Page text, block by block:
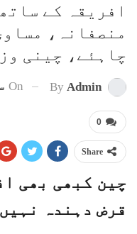
افریقہ کے
منصفانہ،
چاہئے، چینی
By Admin
On
0
Share
چین کبھی بھی
قرض دہندہ